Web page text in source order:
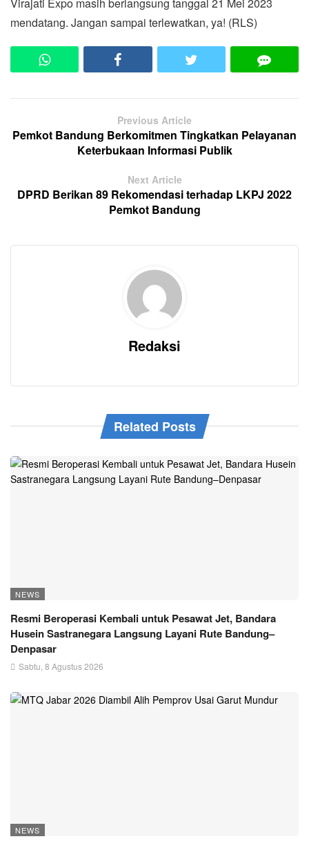
mendatang. Jangan sampai terlewatkan, ya! (RLS)
Previous Article
Pemkot Bandung Berkomitmen Tingkatkan Pelayanan
Keterbukaan Informasi Publik
Next Article
DPRD Berikan 89 Rekomendasi terhadap LKPJ 2022
Pemkot Bandung
Redaksi
Related Posts
NEWS
Resmi Beroperasi Kembali untuk Pesawat Jet, Bandara
Husein Sastranegara Langsung Layani Rute Bandung–
Denpasar
Sabtu, 8 Agustus 2026
NEWS